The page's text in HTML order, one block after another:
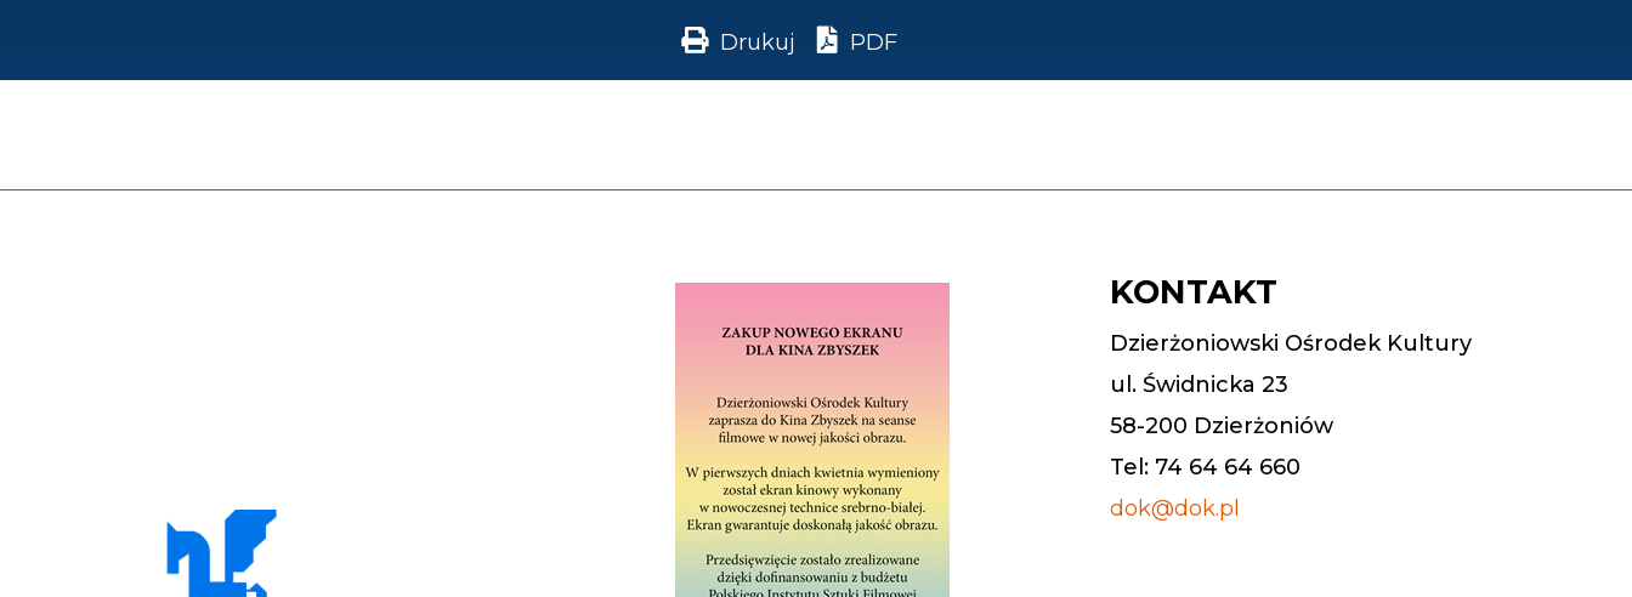
Drukuj PDF
KONTAKT
Dzierżoniowski Ośrodek Kultury
ul. Świdnicka 23
58-200 Dzierżoniów
Tel: 74 64 64 660
dok@dok.pl